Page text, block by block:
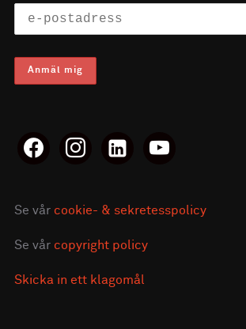
facebookinstagramlinkedin-youtube
Se vår cookie- & sekretesspolicy
Se vår copyright policy
Skicka in ett klagomål